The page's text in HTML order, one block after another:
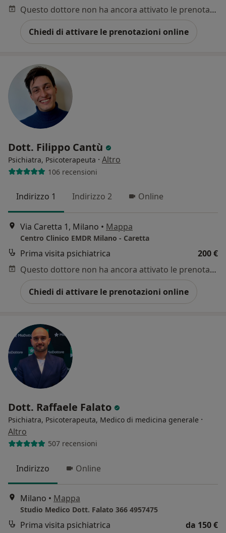
Questo dottore non ha ancora attivato le prenotazioni online presso questo indirizzo.
Chiedi di attivare le prenotazioni online
Dott. Filippo Cantù
Psichiatra, Psicoterapeuta · Altro
106 recensioni
Indirizzo 1 Indirizzo 2 Online
Via Caretta 1, Milano • Mappa
Centro Clinico EMDR Milano - Caretta
Prima visita psichiatrica
200 €
Questo dottore non ha ancora attivato le prenotazioni online presso questo indirizzo.
Chiedi di attivare le prenotazioni online
Dott. Raffaele Falato
Psichiatra, Psicoterapeuta, Medico di medicina generale ·
Altro
507 recensioni
Indirizzo Online
Milano • Mappa
Studio Medico Dott. Falato 366 4957475
Prima visita psichiatrica
da 150 €